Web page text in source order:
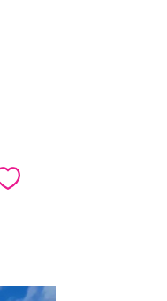
Sélectionner